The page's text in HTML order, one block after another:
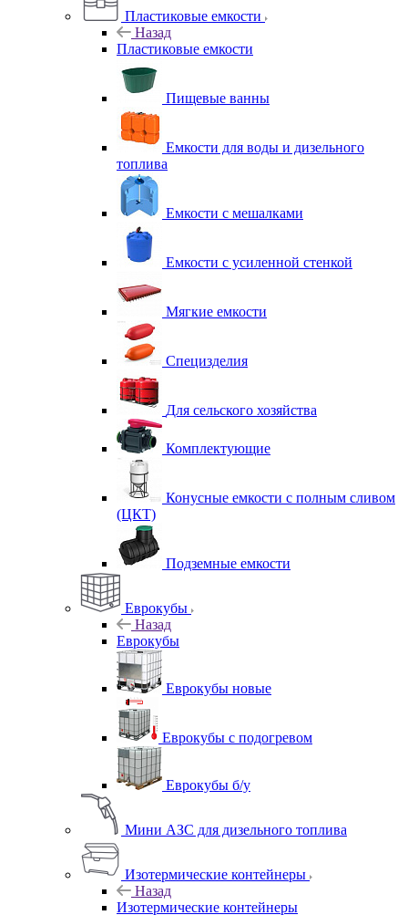
Пластиковые емкости
Назад
Пластиковые емкости
Пищевые ванны
Емкости для воды и дизельного
топлива
Емкости с мешалками
Емкости с усиленной стенкой
Мягкие емкости
Специзделия
Для сельского хозяйства
Комплектующие
Конусные емкости с полным сливом
(ЦКТ)
Подземные емкости
Еврокубы
Назад
Еврокубы
Еврокубы новые
Еврокубы с подогревом
Еврокубы б/у
Мини АЗС для дизельного топлива
Изотермические контейнеры
Назад
Изотермические контейнеры